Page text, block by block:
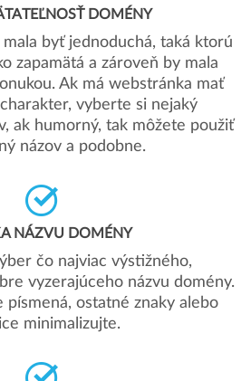
DOMÉNY
mala byť jednoduchá, taká ktorú
zapamätá a zároveň by mala
Ak má webstránka mať
vyberte si nejaký
ak humorný, tak môžete použiť
názov a podobne.
NÁZVU DOMÉNY
čo najviac výstižného,
vyzerajúceho názvu domény.
písmená, ostatné znaky alebo
minimalizujte.